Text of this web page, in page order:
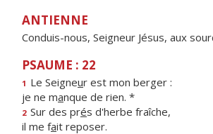
ANTIENNE
Conduis-nous, Seigneur Jésus, aux
PSAUME : 22
1 Le Seigneur est mon berger :
je ne manque de rien. *
2 Sur des prés d'herbe fraîche,
il me fait reposer.